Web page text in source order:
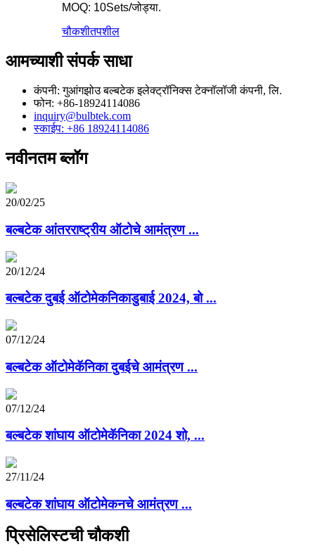
MOQ: 10Sets/जोड्या.
चौकशीतपशील
आमच्याशी संपर्क साधा
कंपनी: गुआंगझोउ बल्बटेक इलेक्ट्रॉनिक्स टेक्नॉलॉजी कंपनी, लि.
फोन: +86-18924114086
inquiry@bulbtek.com
स्काईप: +86 18924114086
नवीनतम ब्लॉग
20/02/25
बल्बटेक आंतरराष्ट्रीय ऑटोचे आमंत्रण ...
20/12/24
बल्बटेक दुबई ऑटोमेकनिकाडुबाई 2024, बो ...
07/12/24
बल्बटेक ऑटोमेकॅनिका दुबईचे आमंत्रण ...
07/12/24
बल्बटेक शांघाय ऑटोमेकॅनिका 2024 शो, ...
27/11/24
बल्बटेक शांघाय ऑटोमेकनचे आमंत्रण ...
प्रिसेलिस्टची चौकशी